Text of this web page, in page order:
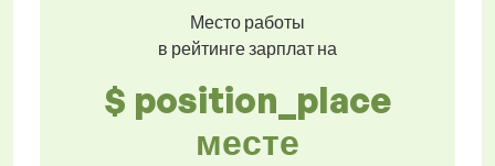
Место работы
в рейтинге зарплат на
$ position_place
месте